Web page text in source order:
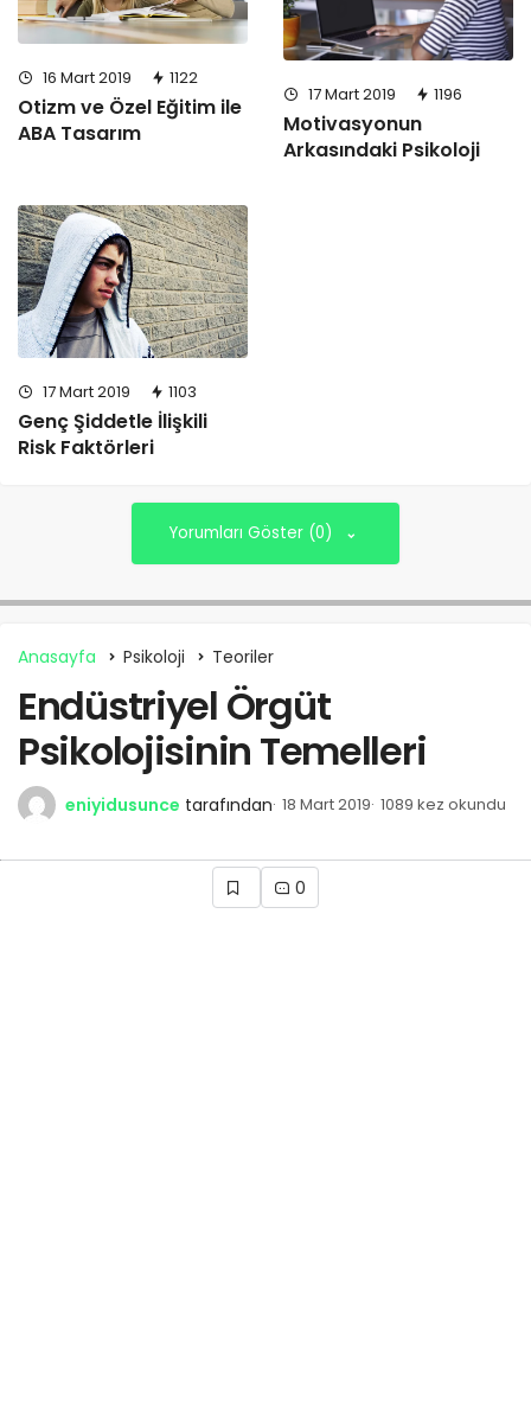
16 Mart 2019 1122
Otizm ve Özel Eğitim ile
ABA Tasarım
17 Mart 2019 1196
Motivasyonun
Arkasındaki Psikoloji
17 Mart 2019 1103
Genç Şiddetle İlişkili
Risk Faktörleri
Yorumları Göster (0)
Anasayfa Psikoloji Teoriler
Endüstriyel Örgüt
Psikolojisinin Temelleri
eniyidusunce tarafından 18 Mart 2019 1089 kez okundu
0